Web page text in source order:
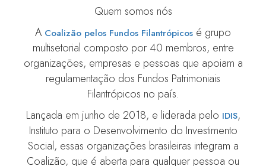
Quem somos nós
A Coalizão pelos Fundos Filantrópicos é grupo
multisetorial composto por 40 membros, entre
organizações, empresas e pessoas que apoiam a
regulamentação dos Fundos Patrimoniais
Filantrópicos no país.
Lançada em junho de 2018, e liderada pelo IDIS,
Instituto para o Desenvolvimento do Investimento
Social, essas organizações brasileiras integram a
Coalizão, que é aberta para qualquer pessoa ou